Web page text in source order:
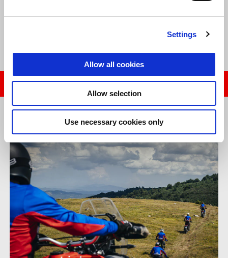
Settings
Allow all cookies
Allow selection
Use necessary cookies only
dalam grup di mana Anda dapat belajar bersama teman.
Kursus tersedia sepanjang tahun pada hari Jumat, Sabtu dan
PESAN PENGALAMAN PELATIHAN TUAREG ANDA